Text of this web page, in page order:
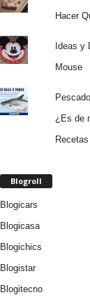
Hacer
Ideas y
Mouse
¿Es de
Blogroll
Blogicars
Blogicasa
Blogichics
Blogistar
Blogitecno